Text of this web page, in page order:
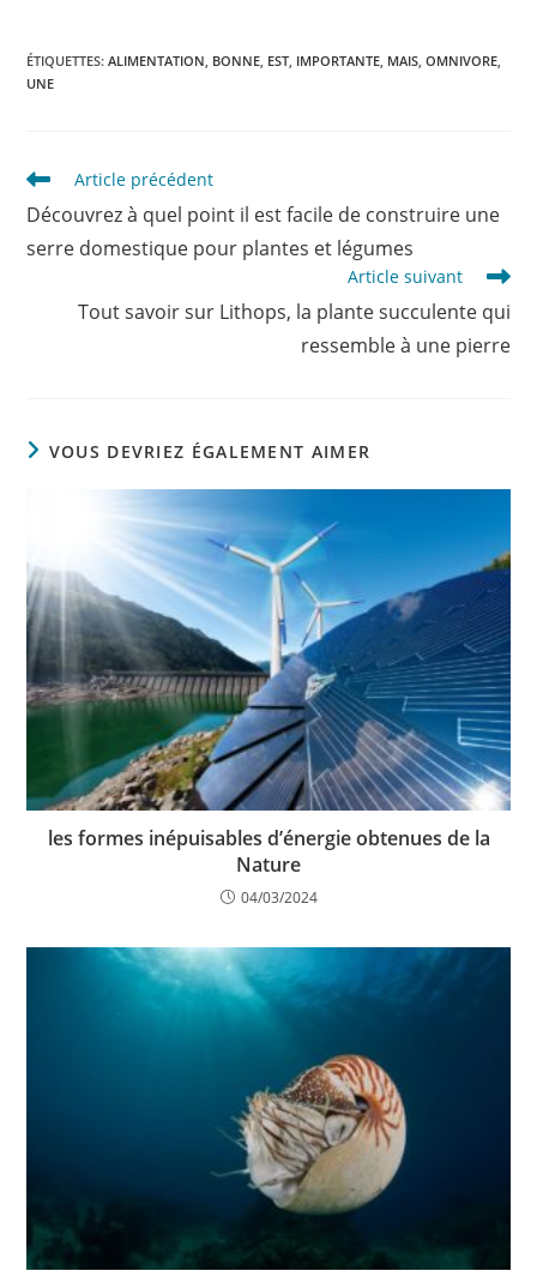
ÉTIQUETTES:ALIMENTATION BONNE EST IMPORTANTE MAIS OMNIVORE
UNE
Read
articles
Article précédent
Découvrez à quel point il est facile de construire une
serre domestique pour plantes et légumes
Article suivant
Tout savoir sur Lithops, la plante succulente qui
ressemble à une pierre
VOUS DEVRIEZ ÉGALEMENT AIMER
les formes inépuisables d’énergie obtenues de la
Nature
04/03/2024